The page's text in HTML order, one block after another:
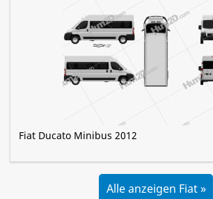
Fiat Ducato Minibus 2012
Alle anzeigen Fiat »